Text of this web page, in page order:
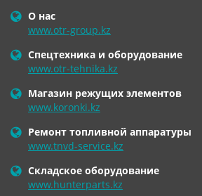
О нас
www.otr-group.kz
Спецтехника и оборудование
www.otr-tehnika.kz
Магазин режущих элементов
www.koronki.kz
Ремонт топливной аппаратуры
www.tnvd-service.kz
Складское оборудование
www.hunterparts.kz